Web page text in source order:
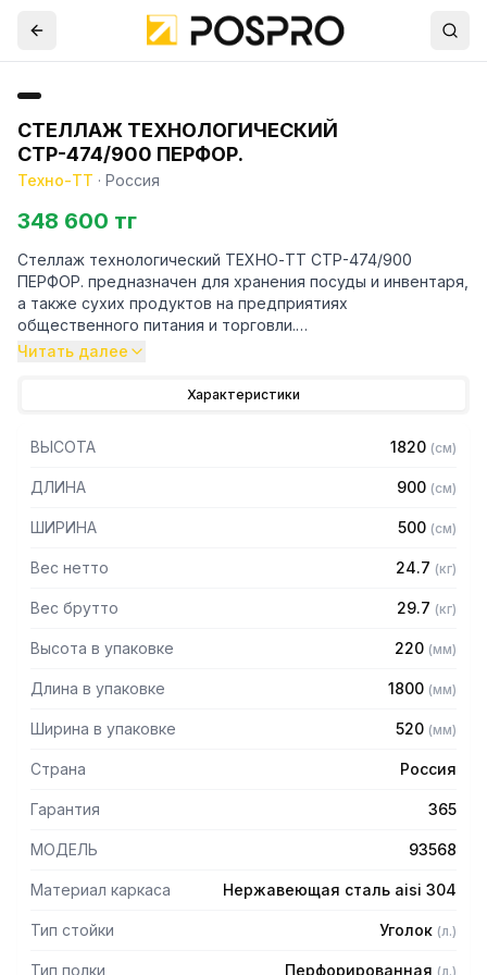
СТЕЛЛАЖ ТЕХНОЛОГИЧЕСКИЙ
СТР-474/900 ПЕРФОР.
Техно-ТТ · Россия
348 600 тг
Стеллаж технологический ТЕХНО-ТТ СТР-474/900
ПЕРФОР. предназначен для хранения посуды и инвентаря,
а также сухих продуктов на предприятиях
общественного питания и торговли.
304 толщиной 2 мм
— Четыре перфорированные полки из нержавеющей
стали марки AISI 304 толщиной 0,8 мм
— Расстояние между полками регулируемое с шагом 50
— Регулируемые опоры
Читать далее
Характеристики
ВЫСОТА 1820 (см)
ДЛИНА 900 (см)
ШИРИНА 500 (см)
Вес нетто 24.7 (кг)
Вес брутто 29.7 (кг)
Высота в упаковке 220 (мм)
Длина в упаковке 1800 (мм)
Ширина в упаковке 520 (мм)
Страна Россия
Гарантия 365
МОДЕЛЬ 93568
Материал каркаса Нержавеющая сталь aisi 304
Тип стойки Уголок (л.)
Тип полки Перфорированная (л.)